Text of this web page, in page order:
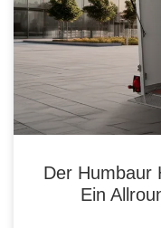
Der Humbaur
Ein